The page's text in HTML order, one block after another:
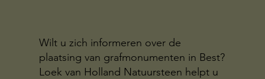
Wilt u zich informeren over de
plaatsing van grafmonumenten in Best?
Loek van Holland Natuursteen helpt u